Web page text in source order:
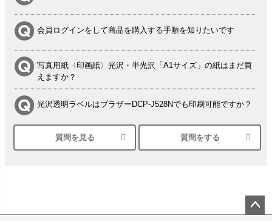
会員ログインをして商品を購入する手順を知りたいです
写真用紙〈印画紙〉光沢・半光沢「A1サイズ」の紙はまだ買
えますか？
光沢透明ラベルはブラザーDCP-J528Nでも印刷可能ですか？
シルバーペーパーにEPSON EP-30VAで印刷するときの設定
は？
塩ビのロール紙で離型紙が透明の商品はありますか
質問を見る 質問をする